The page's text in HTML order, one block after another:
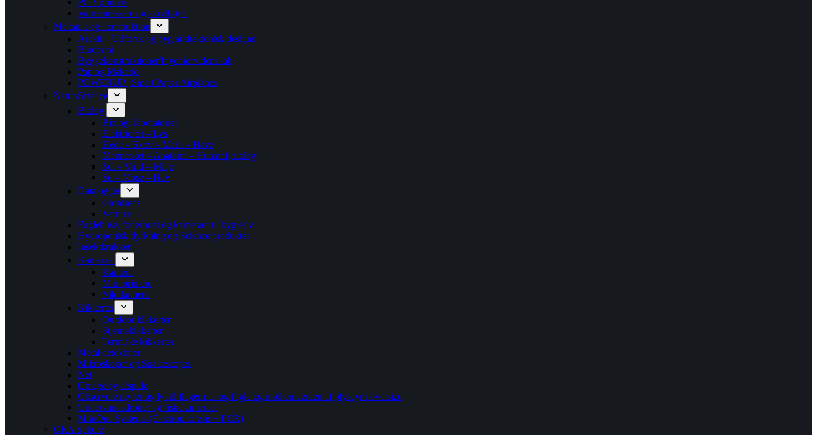
PCB printere
Varmepressere og akrylbøjer
Mekanik og konstruktion
Arckit – Udforsk og byg arkitektonisk designs
Blueprint
Byggekonstruktioner/Ingeniørvidenskab
Pap og Makedo
POWERUP | Smart Paper Airplanes
Natur/Science
Biologi
Biologi-laboratoriet
Elektricitet – Lys
Hede – Skov – Mark – Have
Mennesket – Anatomi – Humanfysiologi
Sol – Vind – Miljø
Sø – Mose – Hav
Datalogger
Globisens
Vernier
Fuglehuse, foderbræt og kameraer til byg selv
Hydroponisk dyrkning og Science produkter
Insektkrukker
Kameraer
Kamera
Mini printere
Vildtkamera
Kikkerter
Outdoor kikkerter
Stjernekikkerter
Termiske kikkerter
Metal detektorer
Mikroskoper og Snakescopes
Net
Optage og afspille
Observere myrer og lyt til flagermus og fugle og mød en verden af plysdyr i oversize
Undervandsdroner og fiskekameraer
MiniOne Systems (Electrophoresis + PCR)
ORA Sphere